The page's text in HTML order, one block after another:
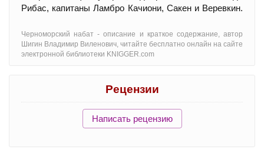
Рибас, капитаны Ламбро Качиони, Сакен и Веревкин.
Черноморский набат - oписание и краткое содержание, автор
Шигин Владимир Виленович, читайте бесплатно онлайн на сайте
электронной библиотеки KNIGGER.com
Рецензии
Написать рецензию